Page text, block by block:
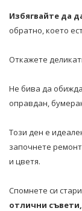
Избягвайте да
обратно, което
Откажете
Не бива да
оправдан,
Този ден е
започнете
и цветя.
Спомнете си
отлични